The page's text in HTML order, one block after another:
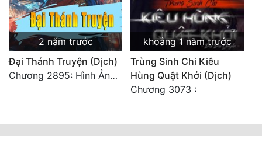
Đông Phương
Đông Phương Huyền Huyễn
Đồng Nhân
2 năm trước
Đại Thánh Truyện (Dịch)
Chương 2895: Hình Ảnh Ở Kiếp Trước
khoảng 1 năm trước
Trùng Sinh Chi Kiêu
Hùng Quật Khởi (Dịch)
Chương 3073 :